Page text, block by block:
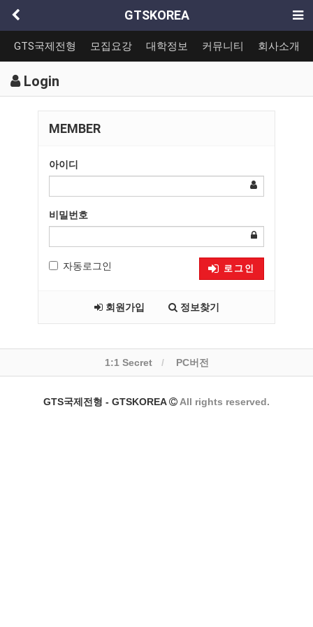
GTSKOREA
GTS국제전형 모집요강 대학정보 커뮤니티 회사소개
Login
MEMBER
아이디
비밀번호
자동로그인 로그인
회원가입 정보찾기
1:1 Secret PC버전
GTS국제전형 - GTSKOREA All rights reserved.